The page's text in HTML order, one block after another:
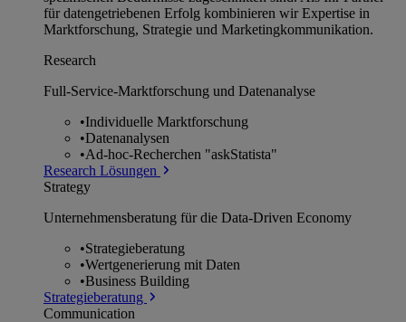
für datengetriebenen Erfolg kombinieren wir Expertise in
Marktforschung, Strategie und Marketingkommunikation.
Research
Full-Service-Marktforschung und Datenanalyse
•Individuelle Marktforschung
•Datenanalysen
•Ad-hoc-Recherchen "askStatista"
Research Lösungen
Strategy
Unternehmens­beratung für die Data-Driven Economy
•Strategieberatung
•Wertgenerierung mit Daten
•Business Building
Strategieberatung
Communication